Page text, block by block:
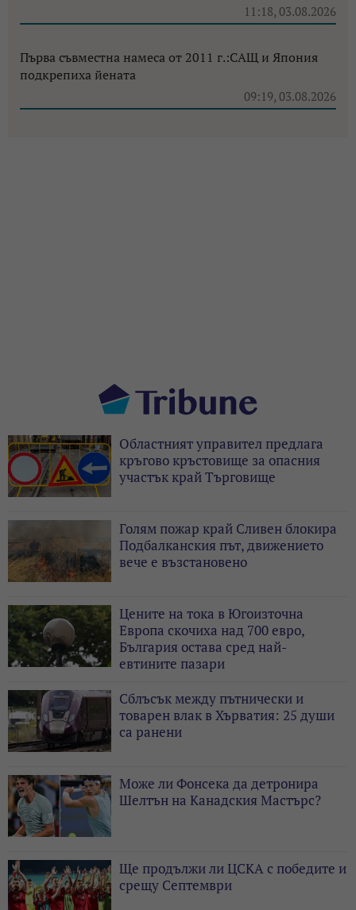
11:18, 03.08.2026
Първа съвместна намеса от 2011 г.:САЩ и Япония
подкрепиха йената
09:19, 03.08.2026
Областният управител предлага
кръгово кръстовище за опасния
участък край Търговище
Голям пожар край Сливен блокира
Подбалканския път, движението
вече е възстановено
Цените на тока в Югоизточна
Европа скочиха над 700 евро,
България остава сред най-
евтините пазари
Сблъсък между пътнически и
товарен влак в Хърватия: 25 души
са ранени
Може ли Фонсека да детронира
Шелтън на Канадския Мастърс?
Ще продължи ли ЦСКА с победите и
срещу Септември